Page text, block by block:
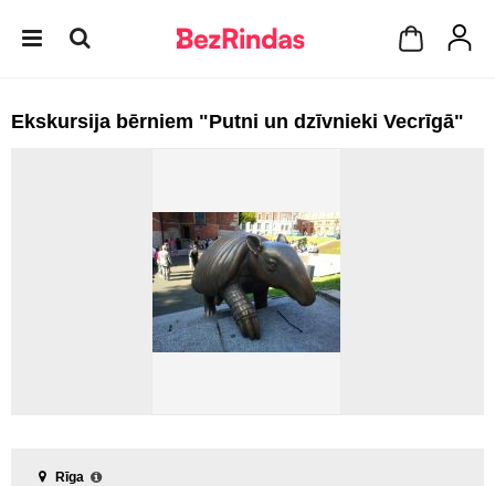
Ekskursija bērniem "Putni un dzīvnieki Vecrīgā"
Rīga